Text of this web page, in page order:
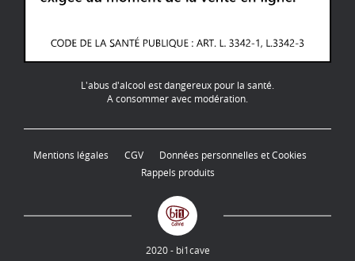
L'abus d'alcool est dangereux pour la santé.
A consommer avec modération.
Mentions légales CGV
Données personnelles et Cookies
Rappels produits
2020 - bi1cave